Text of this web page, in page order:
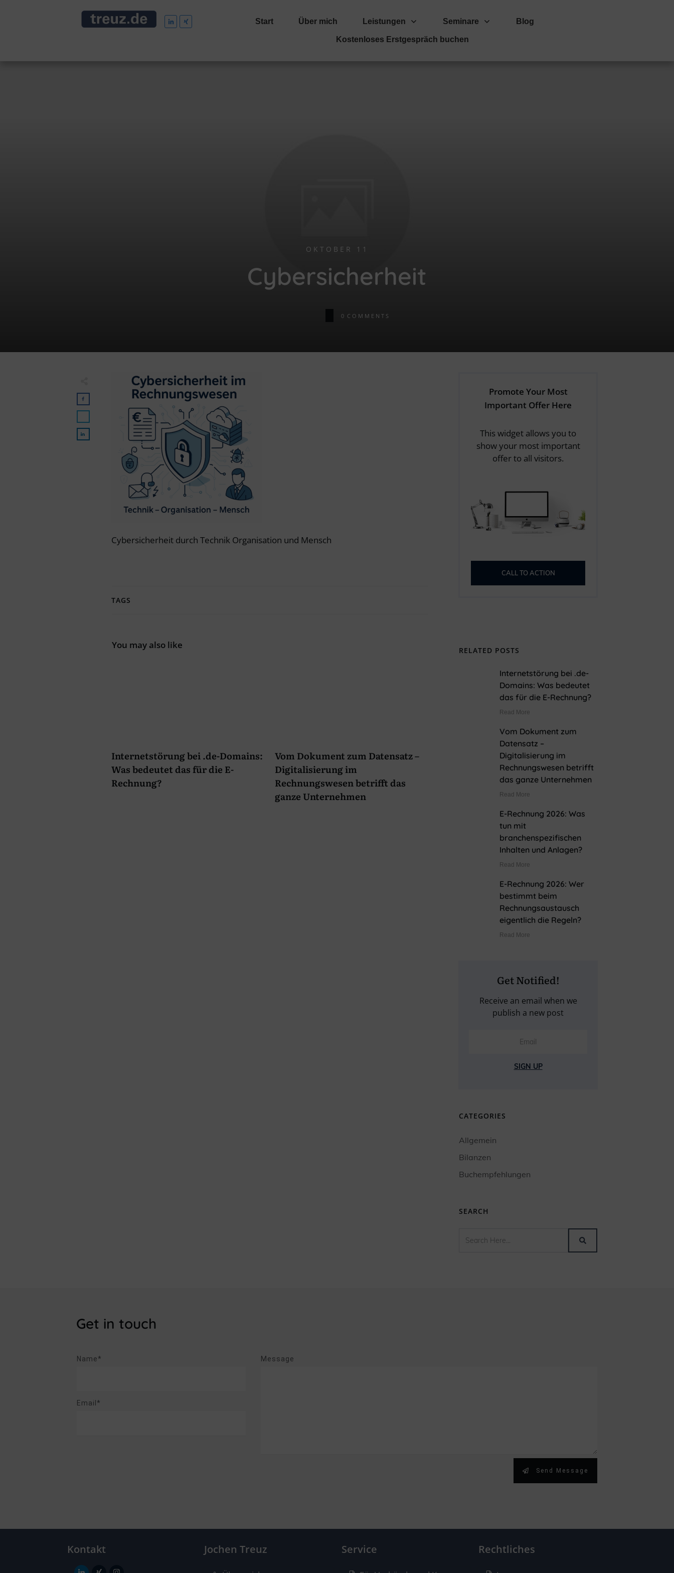
Start Über mich Leistungen Seminare Blog
Kostenloses Erstgespräch buchen
OKTOBER 11
Cybersicherheit
0 COMMENTS
Cybersicherheit durch Technik Organisation und Mensch
TAGS
You may also like
Internetstörung bei .de-Domains:
Was bedeutet das für die E-
Rechnung?
Vom Dokument zum Datensatz –
Digitalisierung im
Rechnungswesen betrifft das
ganze Unternehmen
Promote Your Most
Important Offer Here
This widget allows you to
show your most important
offer to all visitors.
CALL TO ACTION
RELATED POSTS
Internetstörung bei .de-
Domains: Was bedeutet
das für die E-Rechnung?
Read More
Vom Dokument zum
Datensatz –
Digitalisierung im
Rechnungswesen betrifft
das ganze Unternehmen
Read More
E-Rechnung 2026: Was
tun mit
branchenspezifischen
Inhalten und Anlagen?
Read More
E-Rechnung 2026: Wer
bestimmt beim
Rechnungsaustausch
eigentlich die Regeln?
Read More
Get Notified!
Receive an email when we
publish a new post
SIGN UP
CATEGORIES
Allgemein
Bilanzen
Buchempfehlungen
SEARCH
Get in touch
Name*
Email*
Message
Send Message
Kontakt Jochen Treuz Service Rechtliches